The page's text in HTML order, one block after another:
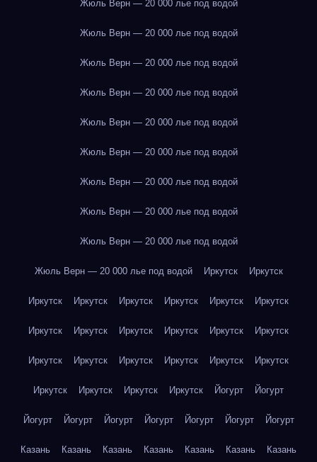
Жюль Верн — 20 000 лье под водой
Жюль Верн — 20 000 лье под водой
Жюль Верн — 20 000 лье под водой
Жюль Верн — 20 000 лье под водой
Жюль Верн — 20 000 лье под водой
Жюль Верн — 20 000 лье под водой
Жюль Верн — 20 000 лье под водой
Жюль Верн — 20 000 лье под водой
Жюль Верн — 20 000 лье под водой
Жюль Верн — 20 000 лье под водой Иркутск Иркутск
Иркутск Иркутск Иркутск Иркутск Иркутск Иркутск
Иркутск Иркутск Иркутск Иркутск Иркутск Иркутск
Иркутск Иркутск Иркутск Иркутск Иркутск Иркутск
Иркутск Иркутск Иркутск Иркутск Йогурт Йогурт
Йогурт Йогурт Йогурт Йогурт Йогурт Йогурт Йогурт
Казань Казань Казань Казань Казань Казань Казань